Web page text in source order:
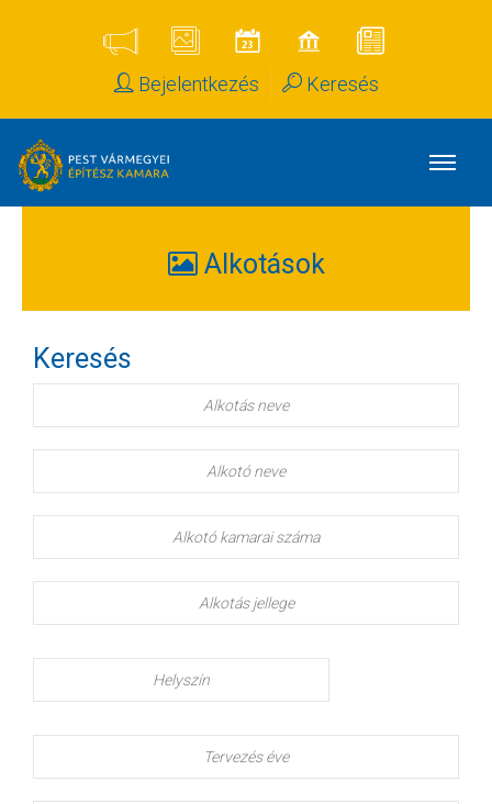
Bejelentkezés Keresés
Alkotások
Keresés
neve
neve
kamarai
száma
jellege
éve